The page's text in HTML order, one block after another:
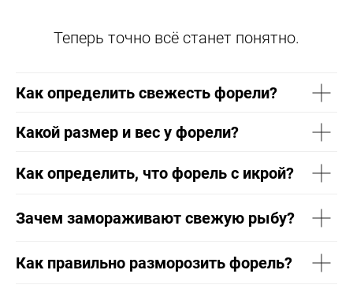
Теперь точно всё станет понятно.
Как определить свежесть форели?
Какой размер и вес у форели?
Как определить, что форель с икрой?
Зачем замораживают свежую рыбу?
Как правильно разморозить форель?